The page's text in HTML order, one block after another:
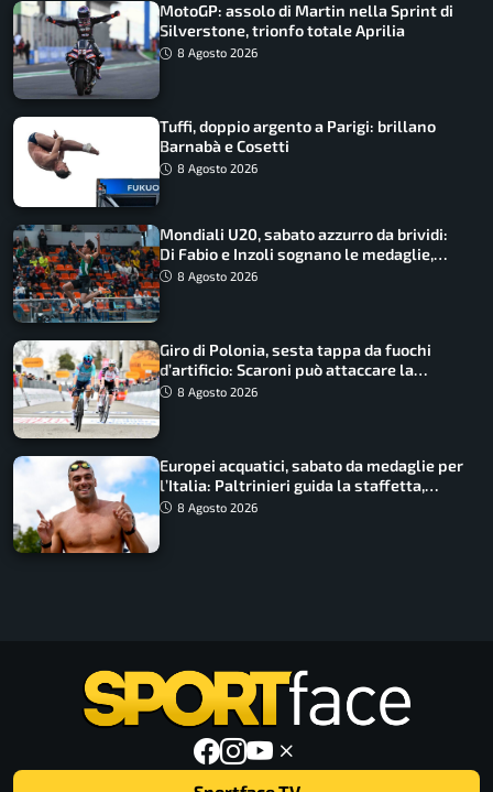
MotoGP: assolo di Martin nella Sprint di
Silverstone, trionfo totale Aprilia
8 Agosto 2026
Tuffi, doppio argento a Parigi: brillano
Barnabà e Cosetti
8 Agosto 2026
Mondiali U20, sabato azzurro da brividi:
Di Fabio e Inzoli sognano le medaglie,
Castellani e Succo in finale
8 Agosto 2026
Giro di Polonia, sesta tappa da fuochi
d’artificio: Scaroni può attaccare la
maglia di Lemmen
8 Agosto 2026
Europei acquatici, sabato da medaglie per
l’Italia: Paltrinieri guida la staffetta,
Barnabà sogna l’oro dalle grandi altezze
8 Agosto 2026